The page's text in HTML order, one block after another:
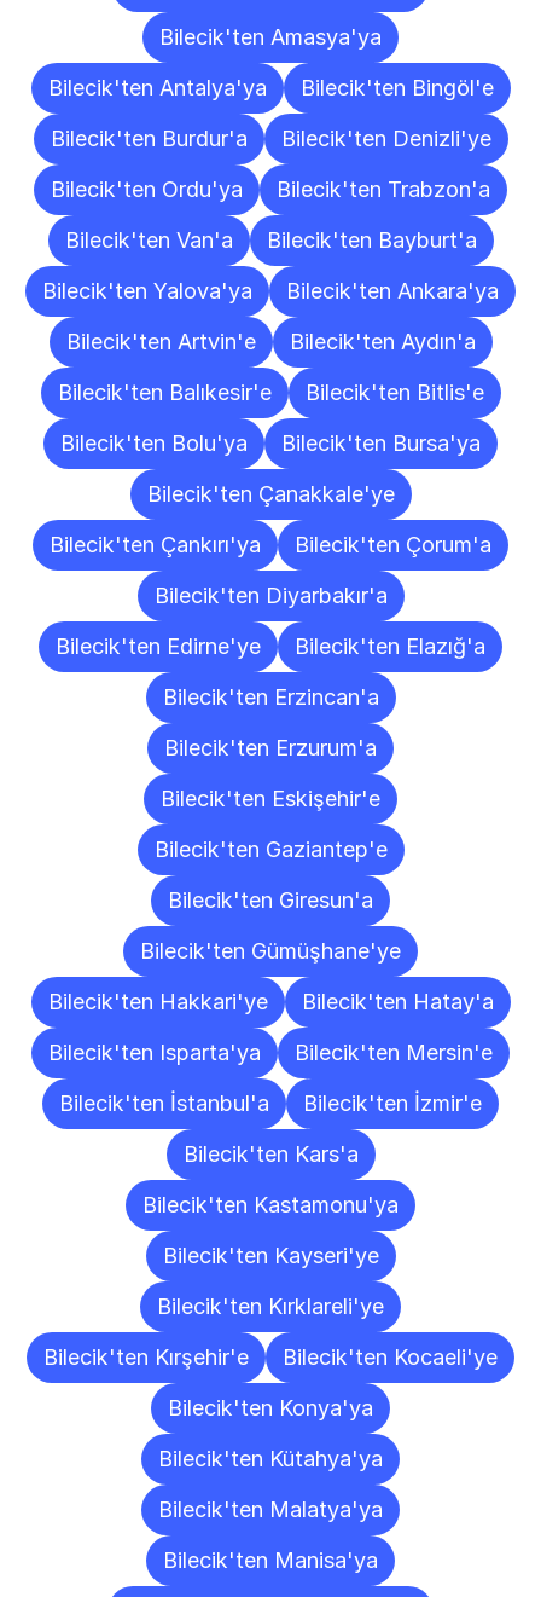
Bilecik'ten Amasya'ya
Bilecik'ten Antalya'ya
Bilecik'ten Bingöl'e
Bilecik'ten Burdur'a
Bilecik'ten Denizli'ye
Bilecik'ten Ordu'ya
Bilecik'ten Trabzon'a
Bilecik'ten Van'a
Bilecik'ten Bayburt'a
Bilecik'ten Yalova'ya
Bilecik'ten Ankara'ya
Bilecik'ten Artvin'e
Bilecik'ten Aydın'a
Bilecik'ten Balıkesir'e
Bilecik'ten Bitlis'e
Bilecik'ten Bolu'ya
Bilecik'ten Bursa'ya
Bilecik'ten Çanakkale'ye
Bilecik'ten Çankırı'ya
Bilecik'ten Çorum'a
Bilecik'ten Diyarbakır'a
Bilecik'ten Edirne'ye
Bilecik'ten Elazığ'a
Bilecik'ten Erzincan'a
Bilecik'ten Erzurum'a
Bilecik'ten Eskişehir'e
Bilecik'ten Gaziantep'e
Bilecik'ten Giresun'a
Bilecik'ten Gümüşhane'ye
Bilecik'ten Hakkari'ye
Bilecik'ten Hatay'a
Bilecik'ten Isparta'ya
Bilecik'ten Mersin'e
Bilecik'ten İstanbul'a
Bilecik'ten İzmir'e
Bilecik'ten Kars'a
Bilecik'ten Kastamonu'ya
Bilecik'ten Kayseri'ye
Bilecik'ten Kırklareli'ye
Bilecik'ten Kırşehir'e
Bilecik'ten Kocaeli'ye
Bilecik'ten Konya'ya
Bilecik'ten Kütahya'ya
Bilecik'ten Malatya'ya
Bilecik'ten Manisa'ya